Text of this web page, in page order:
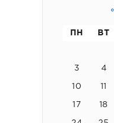
ПН ВТ
3 4
10 11
17 18